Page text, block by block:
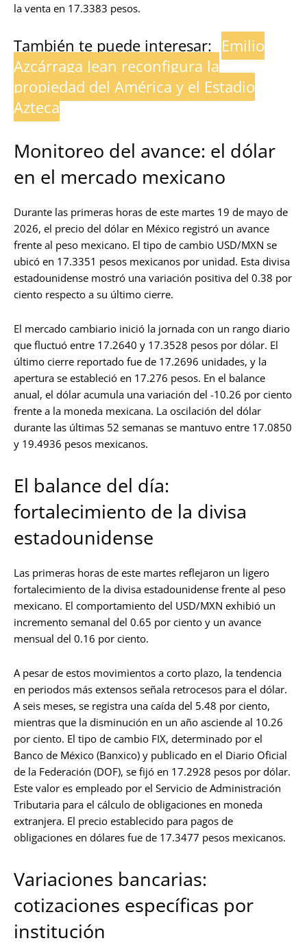
la venta en 17.3383 pesos.
También te puede interesar: Emilio
Azcárraga Jean reconfigura la
propiedad del América y el Estadio
Azteca
Monitoreo del avance: el dólar
en el mercado mexicano
Durante las primeras horas de este martes 19 de mayo de
2026, el precio del dólar en México registró un avance
frente al peso mexicano. El tipo de cambio USD/MXN se
ubicó en 17.3351 pesos mexicanos por unidad. Esta divisa
estadounidense mostró una variación positiva del 0.38 por
ciento respecto a su último cierre.
El mercado cambiario inició la jornada con un rango diario
que fluctuó entre 17.2640 y 17.3528 pesos por dólar. El
último cierre reportado fue de 17.2696 unidades, y la
apertura se estableció en 17.276 pesos. En el balance
anual, el dólar acumula una variación del -10.26 por ciento
frente a la moneda mexicana. La oscilación del dólar
durante las últimas 52 semanas se mantuvo entre 17.0850
y 19.4936 pesos mexicanos.
El balance del día:
fortalecimiento de la divisa
estadounidense
Las primeras horas de este martes reflejaron un ligero
fortalecimiento de la divisa estadounidense frente al peso
mexicano. El comportamiento del USD/MXN exhibió un
incremento semanal del 0.65 por ciento y un avance
mensual del 0.16 por ciento.
A pesar de estos movimientos a corto plazo, la tendencia
en periodos más extensos señala retrocesos para el dólar.
A seis meses, se registra una caída del 5.48 por ciento,
mientras que la disminución en un año asciende al 10.26
por ciento. El tipo de cambio FIX, determinado por el
Banco de México (Banxico) y publicado en el Diario Oficial
de la Federación (DOF), se fijó en 17.2928 pesos por dólar.
Este valor es empleado por el Servicio de Administración
Tributaria para el cálculo de obligaciones en moneda
extranjera. El precio establecido para pagos de
obligaciones en dólares fue de 17.3477 pesos mexicanos.
Variaciones bancarias:
cotizaciones específicas por
institución